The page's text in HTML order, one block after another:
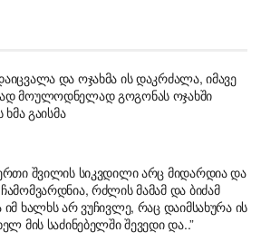
და ოჯახმა ის დაკრძალა, იმავე
მოულოდნელად გოგონას ოჯახში
ხმა გაისმა
შვილის სიკვდილი არც მიდარდია და
რძლის მამამ და ბიძამ
ხალხს არ ვუჩივლე, რაც დაიმსახურა ის
მის საძინებელში შევედი და..”